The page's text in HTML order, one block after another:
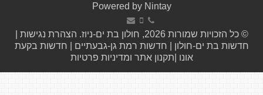
Powered by Nintay
© כל הזכויות שמורות 2026, חולון בת ים-ניוז. הצהרת נגישות
חדשות בת ים-חולון
חדשות רמת גן-גבעתיים
חדשות בקעת
אונו תקנון אתר ומדיניות פרטיות